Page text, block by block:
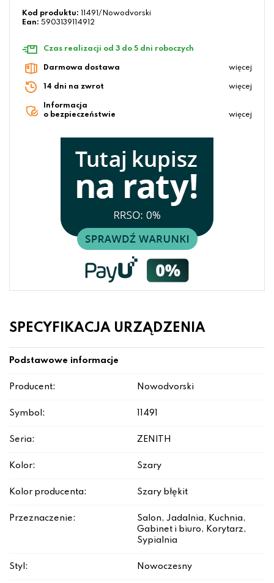
Kod produktu:
11491/Nowodvorski
Ean: 5903139114912
Czas realizacji od 3 do 5 dni roboczych
Darmowa dostawa więcej
14 dni na zwrot więcej
Informacja
o bezpieczeństwie
więcej
SPECYFIKACJA URZĄDZENIA
Podstawowe informacje
Producent: Nowodvorski
Symbol: 11491
Seria: ZENITH
Kolor: Szary
Kolor producenta: Szary błękit
Przeznaczenie:
Salon, Jadalnia, Kuchnia,
Gabinet i biuro, Korytarz,
Sypialnia
Styl: Nowoczesny